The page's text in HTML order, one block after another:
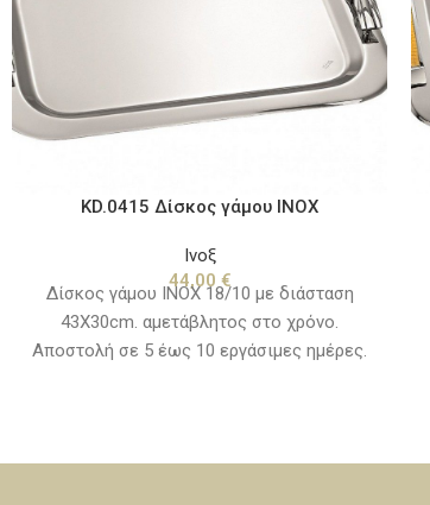
KD.0415 Δίσκος γάμου ΙΝΟΧ
Ινοξ
44,00 €
Δίσκος γάμου ΙΝΟΧ 18/10 με διάσταση
43Χ30cm. αμετάβλητος στο χρόνο.
Αποστολή σε 5 έως 10 εργάσιμες ημέρες.